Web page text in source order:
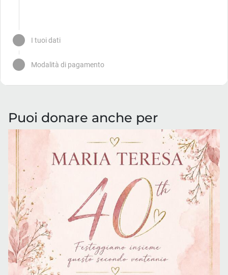
Puoi donare anche per